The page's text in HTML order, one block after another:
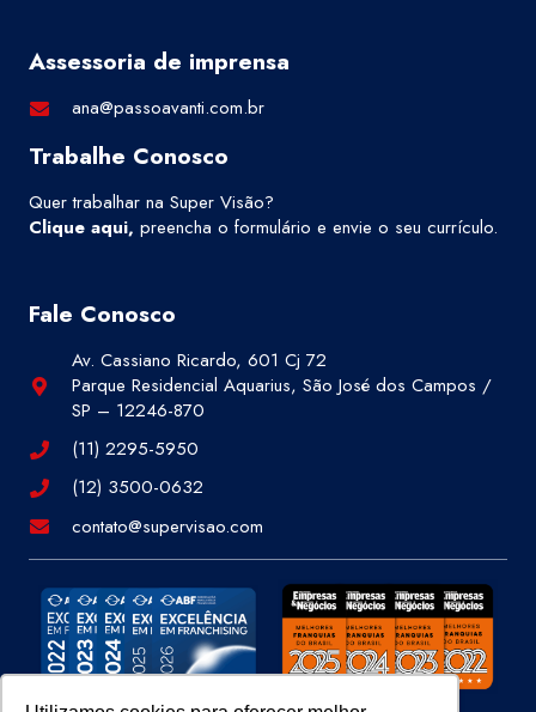
Assessoria de imprensa
ana@passoavanti.com.br
Trabalhe Conosco
Quer trabalhar na Super Visão?
Clique aqui, preencha o formulário e envie o seu currículo.
Fale Conosco
Av. Cassiano Ricardo, 601 Cj 72
Parque Residencial Aquarius, São José dos Campos /
SP – 12246-870
(11) 2295-5950
(12) 3500-0632
contato@supervisao.com